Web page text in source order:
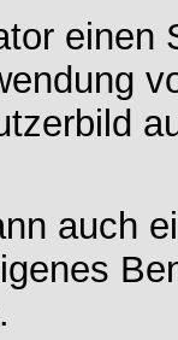
einen
auch